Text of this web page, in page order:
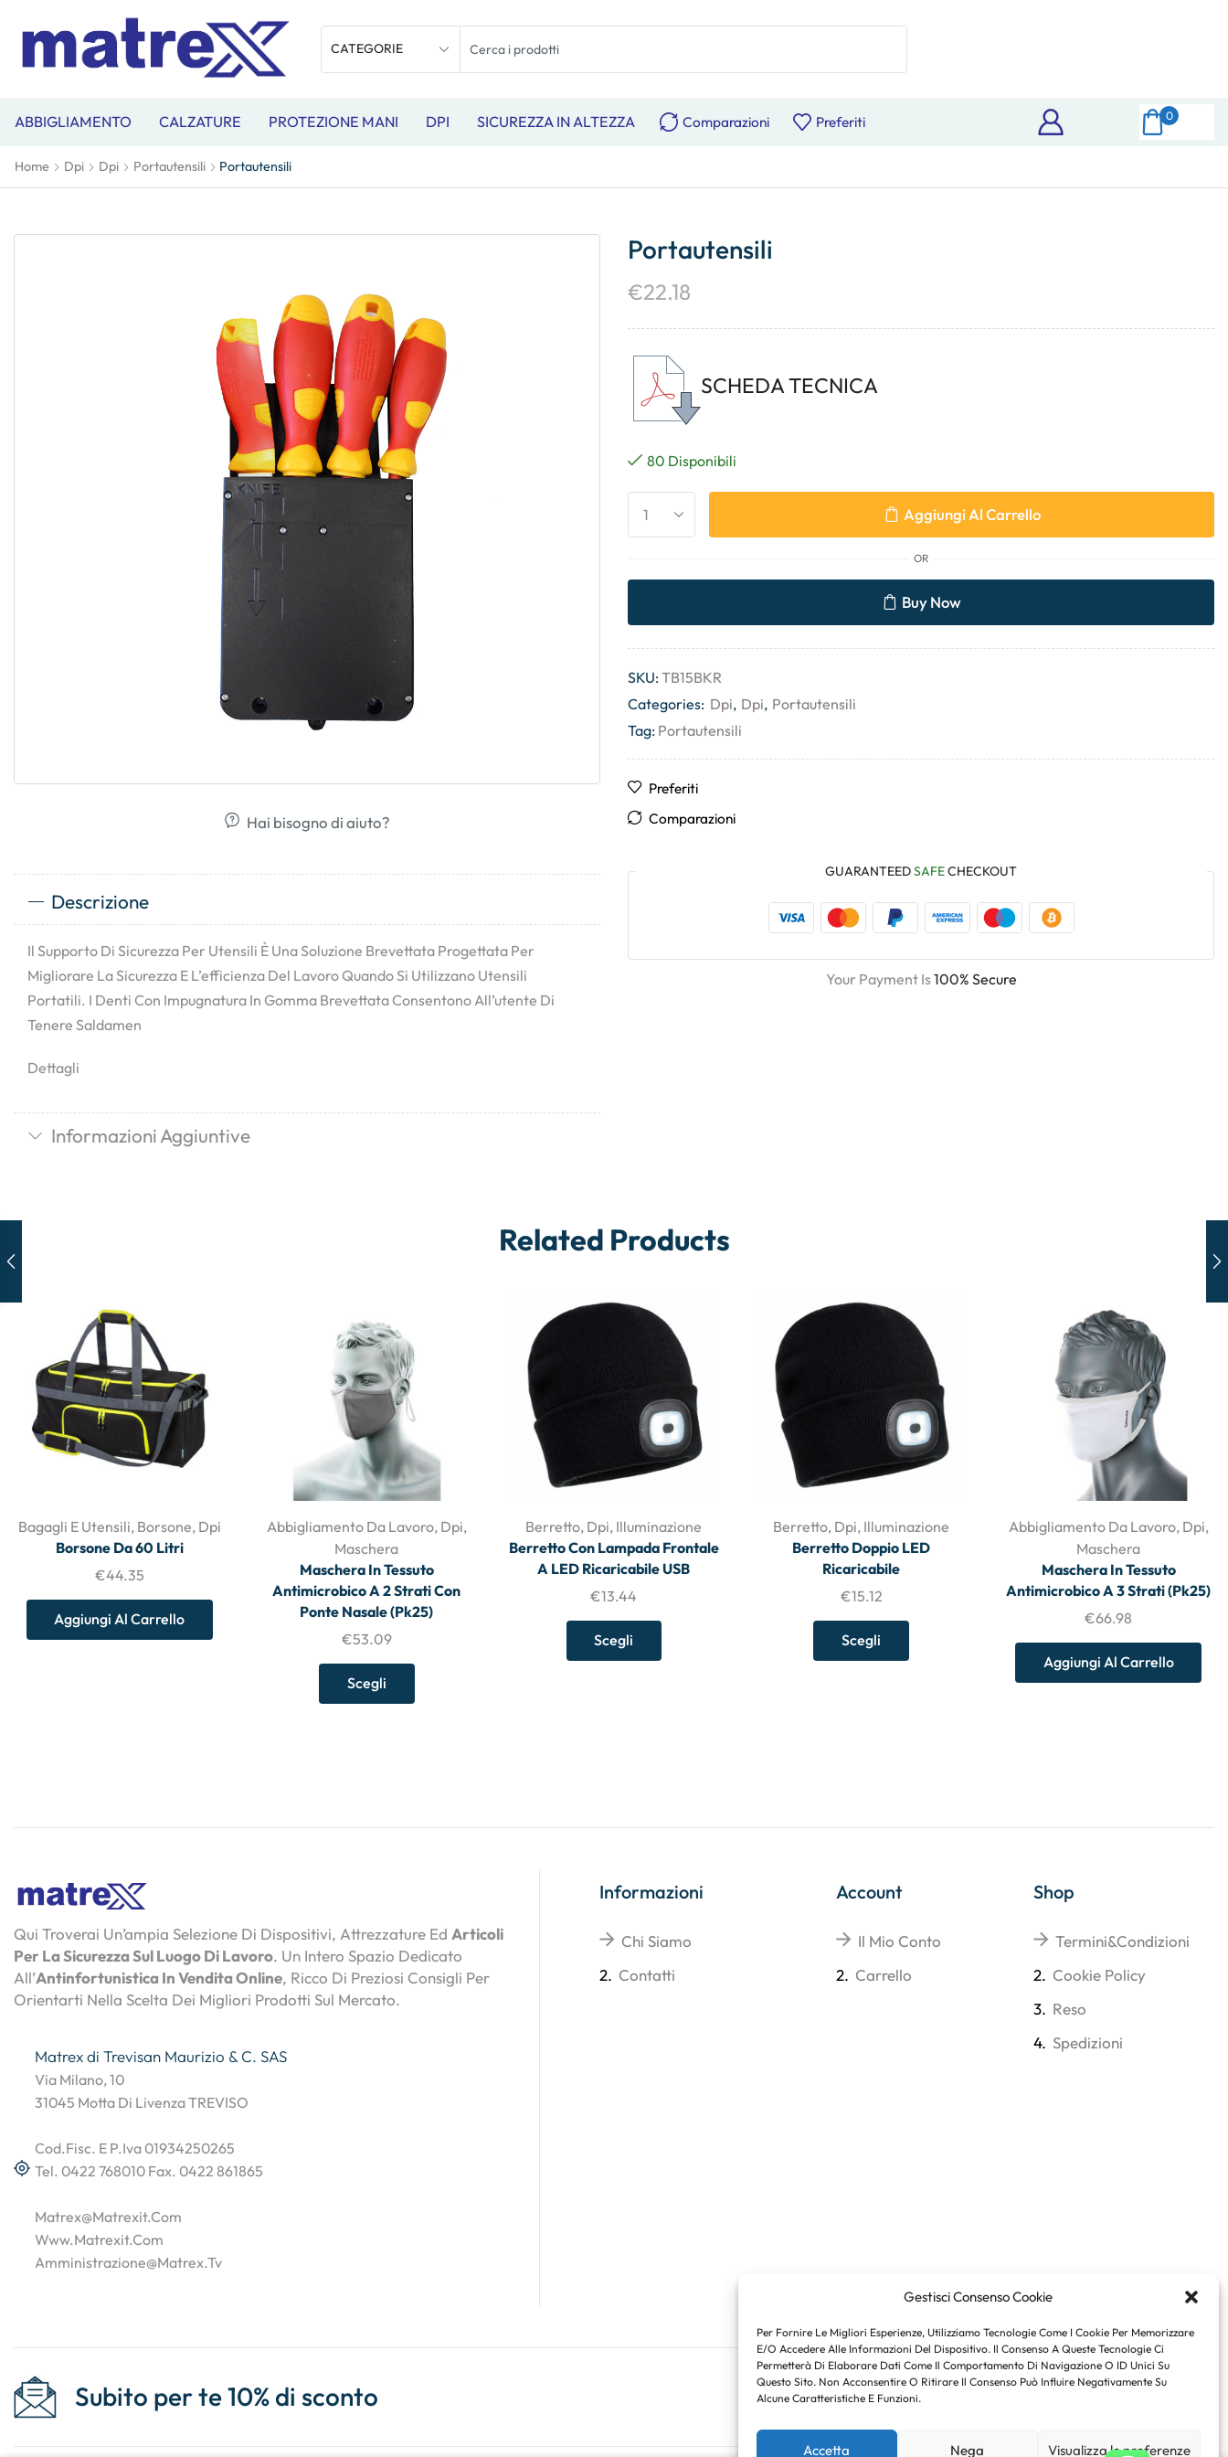
Gestisci Consenso Cookie
Per Fornire Le Migliori Esperienze, Utilizziamo Tecnologie Come I Cookie Per Memorizzare
E/o Accedere Alle Informazioni Del Dispositivo. Il Consenso A Queste Tecnologie Ci
Permetterà Di Elaborare Dati Come Il Comportamento Di Navigazione O ID Unici Su
Questo Sito. Non Acconsentire O Ritirare Il Consenso Può Influire Negativamente Su
Alcune Caratteristiche E Funzioni.
Accetta Nega Visualizza le preferenze
ABBIGLIAMENTO CALZATURE PROTEZIONE MANI DPI SICUREZZA IN ALTEZZA Comparazioni Preferiti 0
Home Dpi Dpi Portautensili Portautensili
Hai bisogno di aiuto?
Descrizione
Il Supporto Di Sicurezza Per Utensili È Una Soluzione Brevettata Progettata Per
Migliorare La Sicurezza E L’efficienza Del Lavoro Quando Si Utilizzano Utensili
Portatili. I Denti Con Impugnatura In Gomma Brevettata Consentono All’utente Di
Tenere Saldamen
Dettagli
Informazioni Aggiuntive
Portautensili
€22.18
SCHEDA TECNICA
80 Disponibili
Aggiungi Al Carrello
OR
Buy Now
SKU:TB15BKR
Categories: Dpi, Dpi, Portautensili
Tag: Portautensili
Preferiti
Comparazioni
GUARANTEEDSAFECHECKOUT
Your Payment Is100% Secure
Related Products
Bagagli E Utensili, Borsone, Dpi
Borsone Da 60 Litri
€44.35
Aggiungi Al Carrello
Abbigliamento Da Lavoro, Dpi,
Maschera
Maschera In Tessuto
Antimicrobico A 2 Strati Con
Ponte Nasale (Pk25)
€53.09
Scegli
Berretto, Dpi, Illuminazione
Berretto Con Lampada Frontale
A LED Ricaricabile USB
€13.44
Scegli
Berretto, Dpi, Illuminazione
Berretto Doppio LED
Ricaricabile
€15.12
Scegli
Abbigliamento Da Lavoro, Dpi,
Maschera
Maschera In Tessuto
Antimicrobico A 3 Strati (Pk25)
€66.98
Aggiungi Al Carrello
Qui Troverai Un’ampia Selezione Di Dispositivi, Attrezzature Ed Articoli
Per La Sicurezza Sul Luogo Di Lavoro. Un Intero Spazio Dedicato
All’Antinfortunistica In Vendita Online, Ricco Di Preziosi Consigli Per
Orientarti Nella Scelta Dei Migliori Prodotti Sul Mercato.
Matrex di Trevisan Maurizio & C. SAS
Via Milano, 10
31045 Motta Di Livenza TREVISO
Cod.Fisc. E P.Iva 01934250265
Tel. 0422 768010 Fax. 0422 861865
Matrex@matrexit.com
Www.matrexit.com
Amministrazione@matrex.tv
Informazioni
Chi Siamo
2. Contatti
Account
Il Mio Conto
2. Carrello
Shop
Termini&Condizioni
2. Cookie Policy
3. Reso
4. Spedizioni
Subito per te 10% di sconto